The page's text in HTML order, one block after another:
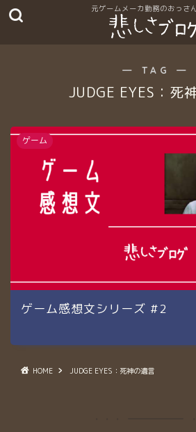
― TAG ―
JUDGE EYES：死
ゲーム
ゲーム感想文シリーズ #2
HOME JUDGE EYES：死神の遺言